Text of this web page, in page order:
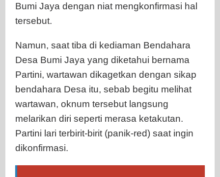
Bumi Jaya dengan niat mengkonfirmasi hal
tersebut.
Namun, saat tiba di kediaman Bendahara
Desa Bumi Jaya yang diketahui bernama
Partini, wartawan dikagetkan dengan sikap
bendahara Desa itu, sebab begitu melihat
wartawan, oknum tersebut langsung
melarikan diri seperti merasa ketakutan.
Partini lari terbirit-birit (panik-red) saat ingin
dikonfirmasi.